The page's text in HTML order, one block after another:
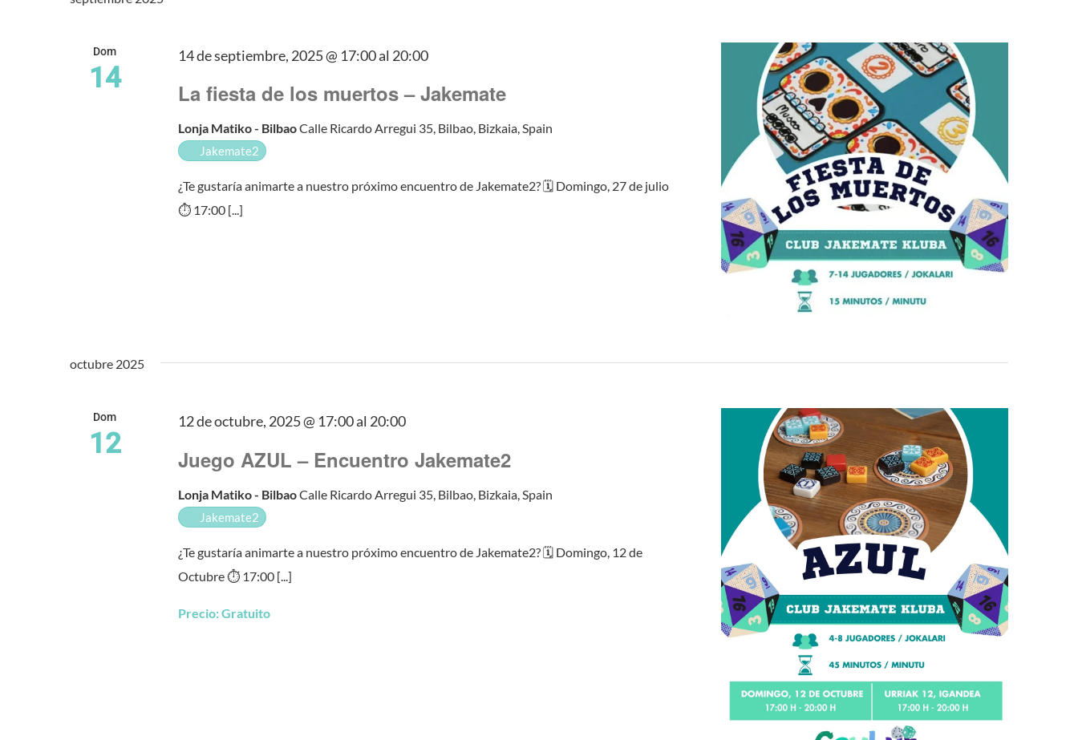
Eventos
palabra
fecha.
Dom
14 La fiesta de los muertos – Jakemate
14 de septiembre, 2025 @ 17:00al 20:00
Lonja Matiko - BilbaoCalle Ricardo Arregui 35, Bilbao, Bizkaia, Spain
Jakemate2
¿Te gustaría animarte a nuestro próximo encuentro de Jakemate2? 🗓️ Domingo, 27 de julio
⏱️ 17:00 [...]
octubre 2025
Dom
12 Juego AZUL – Encuentro Jakemate2
12 de octubre, 2025 @ 17:00al 20:00
Lonja Matiko - BilbaoCalle Ricardo Arregui 35, Bilbao, Bizkaia, Spain
Jakemate2
¿Te gustaría animarte a nuestro próximo encuentro de Jakemate2? 🗓️ Domingo, 12 de
Octubre ⏱️ 17:00 [...]
Precio:Gratuito